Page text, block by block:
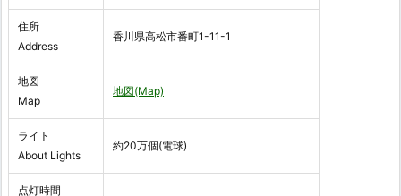
住所
Address
香川県高松市番町1-11-1
地図
Map
地図(Map)
ライト
About Lights
約20万個(電球)
点灯時間